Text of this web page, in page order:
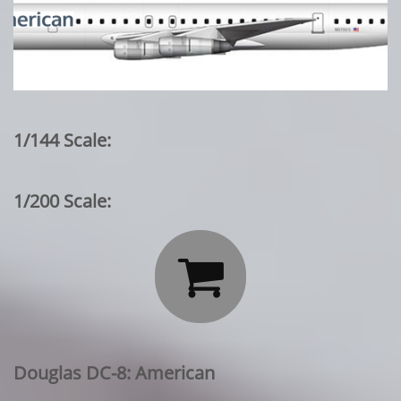
1/144 Scale:
1/200 Scale:

Douglas DC-8: American